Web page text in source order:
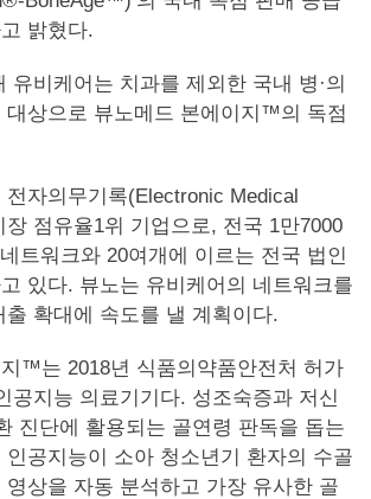
밝혔다.
유비케어는 치과를 제외한 국내 병·의
대상으로 뷰노메드 본에이지™의 독점
전자의무기록(Electronic Medical
장 점유율1위 기업으로, 전국 1만7000
트워크와 20여개에 이르는 전국 법인
있다. 뷰노는 유비케어의 네트워크를
출 확대에 속도를 낼 계획이다.
™는 2018년 식품의약품안전처 허가
공지능 의료기기다. 성조숙증과 저신
진단에 활용되는 골연령 판독을 돕는
인공지능이 소아 청소년기 환자의 수골
상을 자동 분석하고 가장 유사한 골